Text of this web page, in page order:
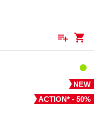
playlist_add shopping_cart
NEW
ACTION* - 50%